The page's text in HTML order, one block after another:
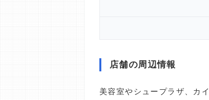
店舗の周辺情報
美容室やシュープラザ、カ